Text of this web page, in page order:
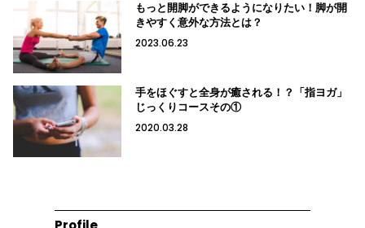
もっと開脚ができるようになりたい！脚が開
きやすく意外な方法とは？
2023.06.23
手をほぐすと全身が癒される！？「指ヨガ」
じっくりコースその①
2020.03.28